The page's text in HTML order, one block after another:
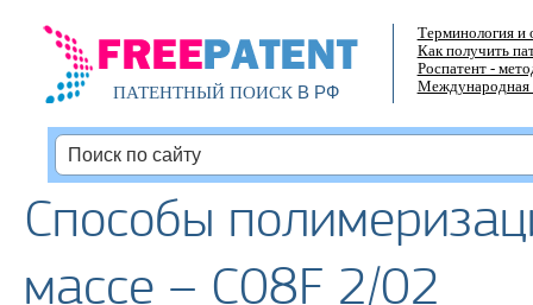
ПАТЕНТНЫЙ ПОИСКВ РФ
Терминология и
Как получить
Роспатент -
Международная
Способы
массе – C08F 2/02